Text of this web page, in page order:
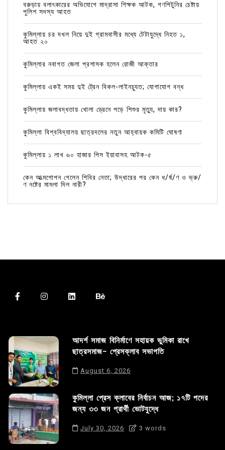
বরুড়ায় বলাৎকারের অভিযোগে মাদ্রাসা শিক্ষক আটক, গণপিটুনির চেষ্টায়
পুলিশ সদস্য আহত
কুমিল্লায় চর দখল নিয়ে দুই গ্রামবাসীর মধ্যে টেটাযুদ্ধে নিহত ১,
আহত ২০
কুমিল্লার নবাগত জেলা প্রশাসক হলেন রোজী আক্তার
কুমিল্লায় একই সময় দুই ট্রেন বিকল-লাইনচ্যুত; যোগাযোগ বন্ধ
কুমিল্লায় জলাবদ্ধতায় খোলা ড্রেনে পড়ে শিশুর মৃত্যু, দায় কার?
কুমিল্লা বিশ্ববিদ্যালয় ছাত্রদলের নতুন আহ্বায়ক কমিটি ঘোষণা
কুমিল্লায় ১ লাখ ৬০ হাজার পিস ইয়াবাসহ আটক-৫
কেন আত্মগোপন গেলেন শিবির নেতা; উদ্ধারের পর কেন ধ/র্ষ/ণ ও ভ্রু/
ণ নষ্টের মামলা দিল নারী?
আদর্শ সমাজ বিনির্মাণে সহায়ক ভুমিকা রাখে
ছাত্রসমাজ- প্রেসক্লাব সভাপতি
August 6, 2026
কুমিল্লা প্রেস ক্লাবের নির্বাচন আজ; ১৭টি পদের
জন্য ৩৩ জন প্রার্থী ভোটযুদ্ধে
July 30, 2026 3 words